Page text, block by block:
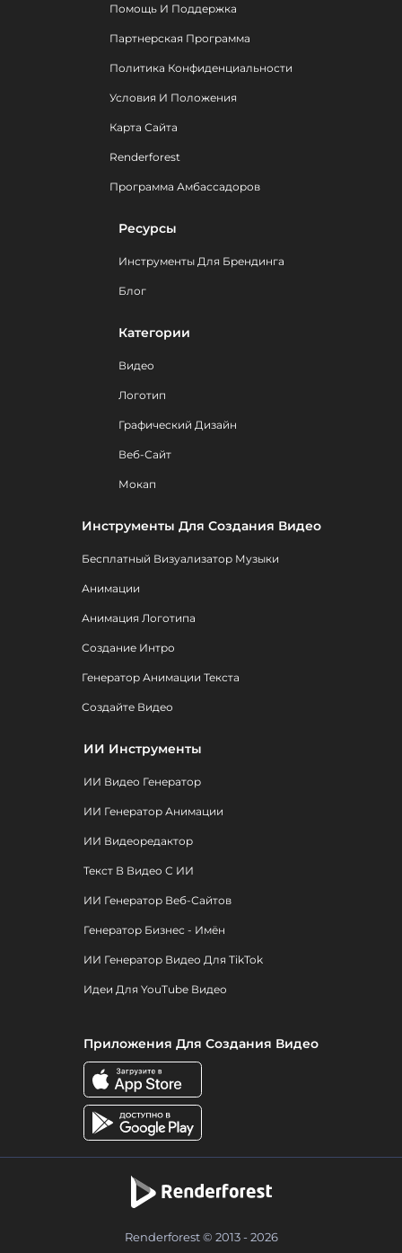
Помощь И Поддержка
Партнерская Программа
Политика Конфиденциальности
Условия И Положения
Карта Сайта
Renderforest
Программа Амбассадоров
Ресурсы
Инструменты Для Брендинга
Блог
Категории
Видео
Логотип
Графический Дизайн
Веб-Сайт
Мокап
Инструменты Для Создания Видео
Бесплатный Визуализатор Музыки
Анимации
Анимация Логотипа
Создание Интро
Генератор Анимации Текста
Создайте Видео
ИИ Инструменты
ИИ Видео Генератор
ИИ Генератор Анимации
ИИ Видеоредактор
Текст В Видео С ИИ
ИИ Генератор Веб-Сайтов
Генератор Бизнес - Имён
ИИ Генератор Видео Для TikTok
Идеи Для YouTube Видео
Приложения Для Создания Видео
Renderforest © 2013 - 2026